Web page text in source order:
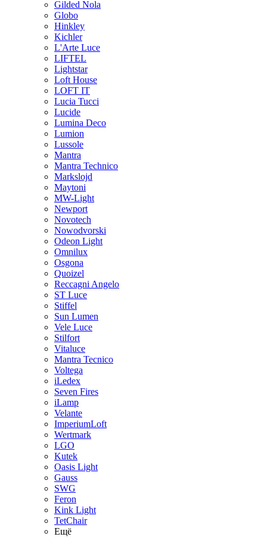
Gilded Nola
Globo
Hinkley
Kichler
L'Arte Luce
LIFTEL
Lightstar
Loft House
LOFT IT
Lucia Tucci
Lucide
Lumina Deco
Lumion
Lussole
Mantra
Mantra Technico
Markslojd
Maytoni
MW-Light
Newport
Novotech
Nowodvorski
Odeon Light
Omnilux
Osgona
Quoizel
Reccagni Angelo
ST Luce
Stiffel
Sun Lumen
Vele Luce
Stilfort
Vitaluce
Mantra Tecnico
Voltega
iLedex
Seven Fires
iLamp
Velante
ImperiumLoft
Wertmark
LGO
Kutek
Oasis Light
Gauss
SWG
Feron
Kink Light
TetСhair
Ещё